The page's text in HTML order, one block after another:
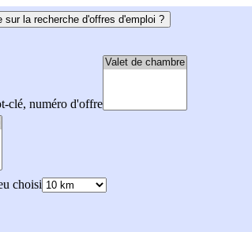
sur la recherche d'offres d'emploi ?
clé, numéro d'offre
choisi